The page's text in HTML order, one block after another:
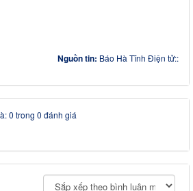
Nguồn tin: Báo Hà Tĩnh Điện tử::
0 trong 0 đánh giá